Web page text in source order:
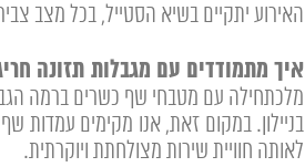
האירוע יתקיים בשיא הסטייל, בכל מצב
איך מתמודדים עם מגבלות תזונה
מלכתחילה עם מטבחי שף כשרים ברמה
בניילון. במקום זאת, אנו מקימים עמדות
לאותה חוויית שירות מצולחתת ויוקרתית.